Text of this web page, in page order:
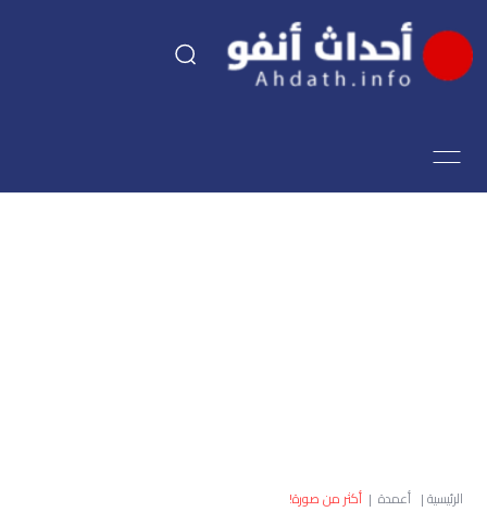
اقتصاد
الرئيسية| أعمدة | أكثر من صورة!